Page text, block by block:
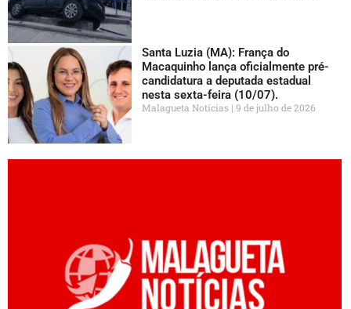
Santa Luzia (MA): França do
Macaquinho lança oficialmente pré-
candidatura a deputada estadual
nesta sexta-feira (10/07).
Malagueta Notícias 9 de julho de 2026